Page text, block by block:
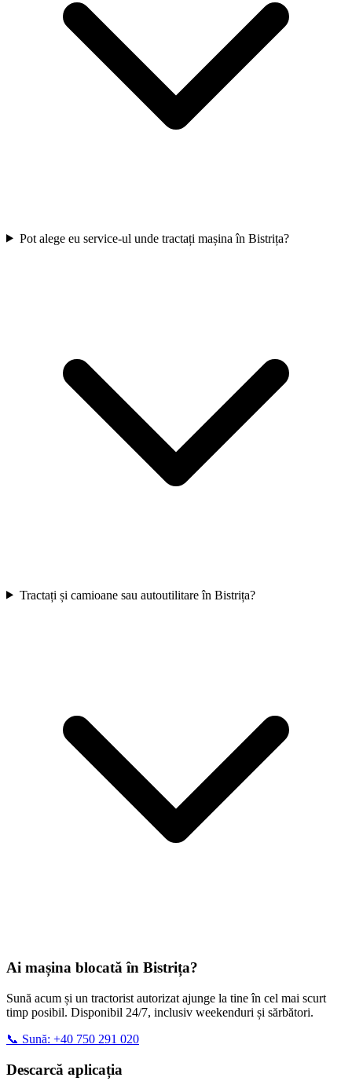
Pot alege eu service-ul unde tractați mașina în Bistrița?
Tractați și camioane sau autoutilitare în Bistrița?
Ai mașina blocată în Bistrița?
Sună acum și un tractorist autorizat ajunge la tine în cel mai scurt
timp posibil. Disponibil 24/7, inclusiv weekenduri și sărbători.
📞 Sună: +40 750 291 020
Descarcă aplicația